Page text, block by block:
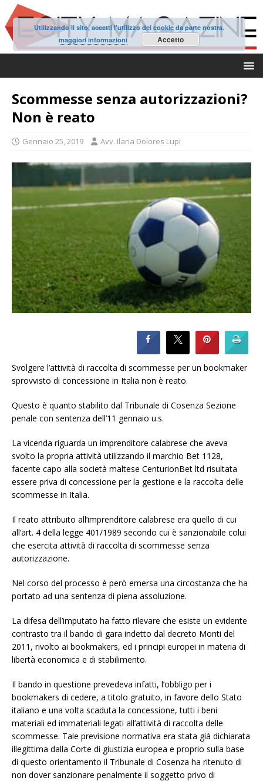
Scommesse senza autorizzazioni?
Non è reato
Gennaio 25, 2019 Avv. Ilaria Dolores Lupi
Svolgere l’attività di raccolta di scommesse per un bookmaker
sprovvisto di concessione in Italia non è reato.
Questo è quanto stabilito dal Tribunale di Cosenza Sezione
penale con sentenza dell’11 gennaio u.s.
La vicenda riguarda un imprenditore calabrese che aveva
svolto la propria attività utilizzando il marchio Bet 1128,
facente capo alla società maltese CenturionBet ltd risultata
essere priva di concessione per la gestione e la raccolta delle
scommesse in Italia.
Il reato attribuito all’imprenditore calabrese era quello di cui
all’art. 4 della legge 401/1989 secondo cui è sanzionabile colui
che esercita attività di raccolta di scommesse senza
autorizzazione.
Nel corso del processo è però emersa una circostanza che ha
portato ad una sentenza di piena assoluzione.
La difesa dell’imputato ha fatto rilevare che esiste un evidente
contrasto tra il bando di gara indetto dal decreto Monti del
2011, rivolto ai bookmakers, ed i principi europei in materia di
libertà economica e di stabilimento.
Il bando in questione prevedeva infatti, l’obbligo per i
bookmakers di cedere, a titolo gratuito, in favore dello Stato
italiano e una volta scaduta la concessione, tutti i beni
materiali ed immateriali legati all’attività di raccolta delle
scommesse. Tale previsione normativa era stata già dichiarata
illegittima dalla Corte di giustizia europea e proprio sulla base
di questo orientamento il Tribunale di Cosenza ha ritenuto di
non dover sanzionare penalmente il soggetto privo di
Utilizzando il sito, accetti l'utilizzo dei cookie da parte nostra.
maggiori informazioni
Accetto